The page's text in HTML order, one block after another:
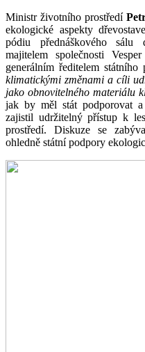
Ministr životního prostředí
ekologické aspekty
pódiu přednáškového sálu
majitelem společnosti
generálním ředitelem
klimatickými změnami a cíli
jako obnovitelného materiálu
jak by měl stát podporovat
zajistil udržitelný přístup k
prostředí. Diskuze se
ohledně státní podpory